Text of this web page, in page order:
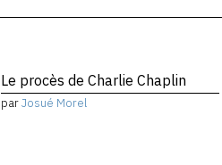
Le procès de Charlie Chaplin
parJosué Morel